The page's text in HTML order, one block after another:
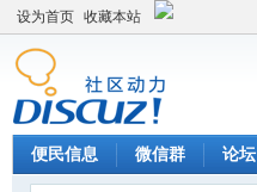
设为首页 收藏本站
便民信息 微信群 论坛